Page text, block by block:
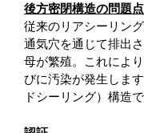
後方密閉構造の問題点
従来のリアシーリン
通気穴を通じて排出
母が繁殖。これによ
びに汚染が発生しま
ドシーリング）構造